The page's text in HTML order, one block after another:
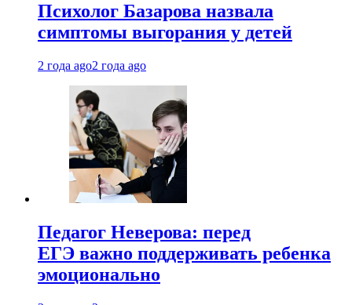
Психолог Базарова назвала
симптомы выгорания у детей
2 года ago2 года ago
Педагог Неверова: перед
ЕГЭ важно поддерживать ребенка
эмоционально